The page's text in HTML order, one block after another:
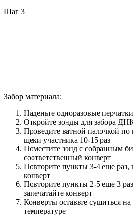
Шаг 3
Забор материала:
Наденьте одноразовые перчатки
Откройте зонды для забора
Проведите ватной палочкой по
щеки участника 10-15 раз
Поместите зонд с собранным
соответственный конверт
Повторите пункты 3-4 еще раз,
конверт
Повторите пункты 2-5 еще 3
запечатайте конверт
Конверты оставьте сушиться
температуре